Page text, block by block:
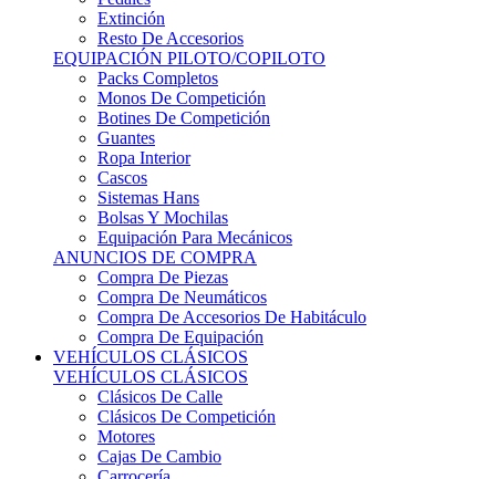
Resto De Accesorios
EQUIPACIÓN PILOTO/COPILOTO
Packs Completos
Monos De Competición
Botines De Competición
Guantes
Ropa Interior
Cascos
Sistemas Hans
Bolsas Y Mochilas
Equipación Para Mecánicos
ANUNCIOS DE COMPRA
Compra De Piezas
Compra De Neumáticos
Compra De Accesorios De Habitáculo
Compra De Equipación
VEHÍCULOS CLÁSICOS
VEHÍCULOS CLÁSICOS
Clásicos De Calle
Clásicos De Competición
Motores
Cajas De Cambio
Carrocería
Suspensiones